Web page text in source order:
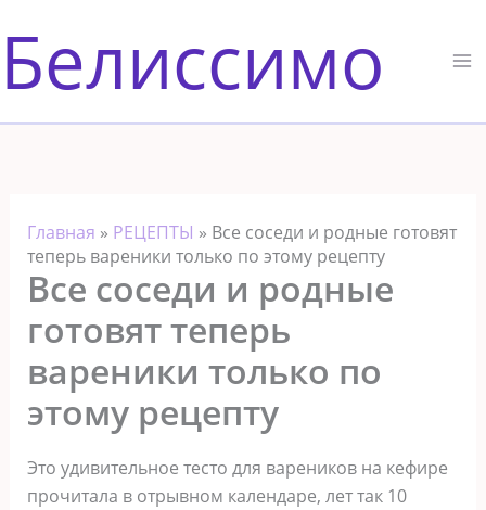
к
содержимому
Белиссимо
Главная » РЕЦЕПТЫ » Все соседи и родные готовят
теперь вареники только по этому рецепту
Все соседи и родные
готовят теперь
вареники только по
этому рецепту
Это удивительное тесто для вареников на кефире
прочитала в отрывном календаре, лет так 10